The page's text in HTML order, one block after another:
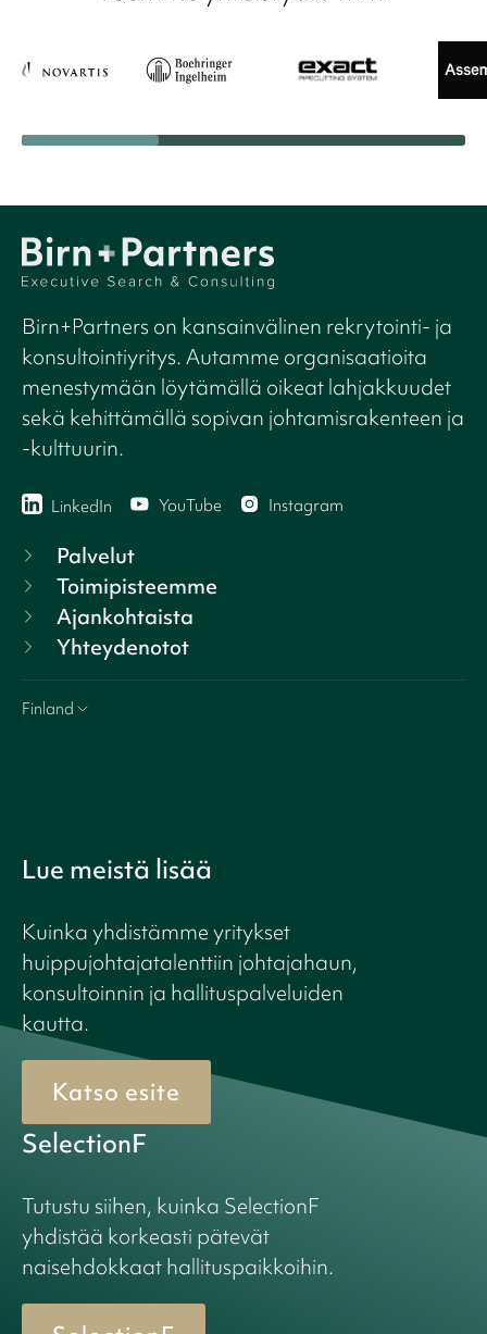
Birn+Partners on kansainvälinen rekrytointi- ja
konsultointiyritys. Autamme organisaatioita
menestymään löytämällä oikeat lahjakkuudet
sekä kehittämällä sopivan johtamisrakenteen ja
-kulttuurin.
LinkedIn YouTube Instagram
Palvelut
Toimipisteemme
Ajankohtaista
Yhteydenotot
Finland
Lue meistä lisää
Kuinka yhdistämme yritykset
huippujohtajatalenttiin johtajahaun,
konsultoinnin ja hallituspalveluiden
kautta.
Katso esite
SelectionF
Tutustu siihen, kuinka SelectionF
yhdistää korkeasti pätevät
naisehdokkaat hallituspaikkoihin.